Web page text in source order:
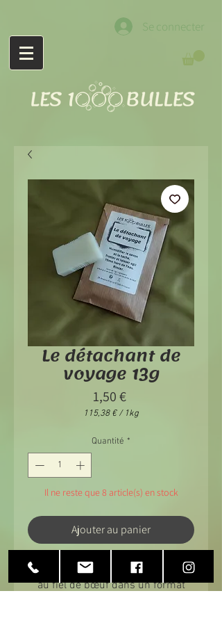
Se connecter
Le détachant de
voyage 13g
1,50 €Prix
115,38 € / 1kg
pour
1
Quantité *
Il ne reste que 8 article(s) en stock
Ajouter au panier
Découvrez la puissance du savon
au fiel de bœuf dans un format